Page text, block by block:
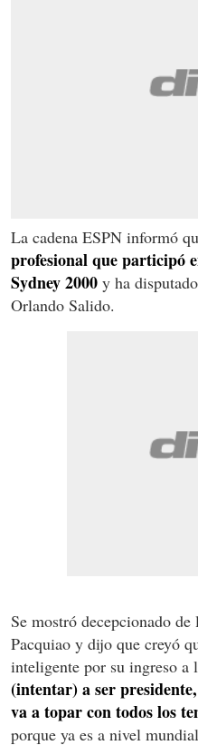
La cadena ESPN informó
profesional que participó
Sydney 2000 y ha
Orlando Salido.
Se mostró decepcionado
Pacquiao y dijo que creyó
inteligente por su ingreso a
(intentar) a ser
va a topar con todos los
porque ya es a nivel